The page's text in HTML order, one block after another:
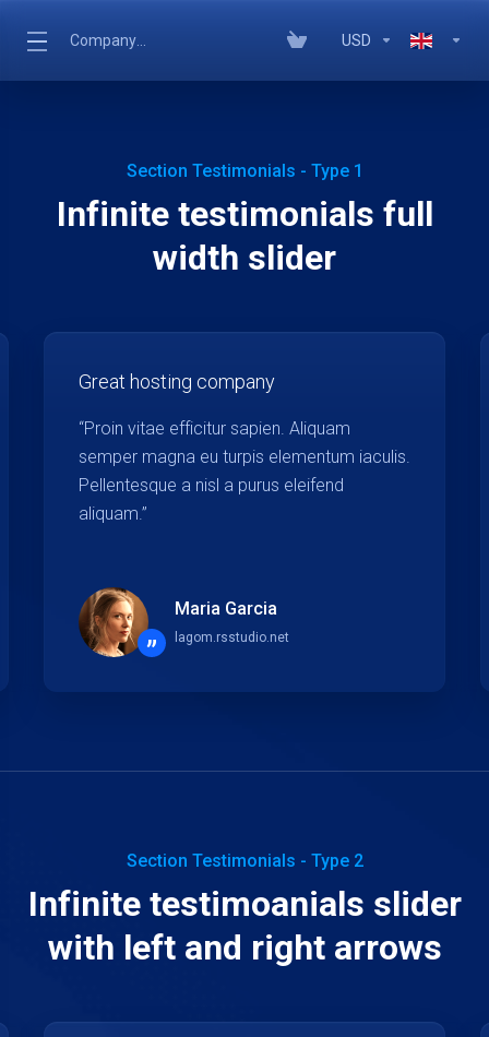
Company Name USD
Section Testimonials - Type 1
Infinite testimonials full
width slider
Great hosting company
“Proin vitae efficitur sapien. Aliquam
semper magna eu turpis elementum iaculis.
Pellentesque a nisl a purus eleifend
aliquam.”
”
Maria Garcia
lagom.rsstudio.net
Section Testimonials - Type 2
Infinite testimoanials slider
with left and right arrows